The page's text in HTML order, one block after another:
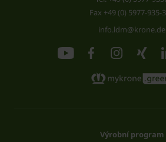
Fax +49 (0) 5977-935-
info.ldm@krone.de
Výrobní program